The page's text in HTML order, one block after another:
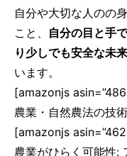
自分や大切な人のの
こと、 自分の目と手
り少しでも安全な未
います。
[amazonjs
農業・自然農法の技
[amazonjs
農業がひらく可能性: